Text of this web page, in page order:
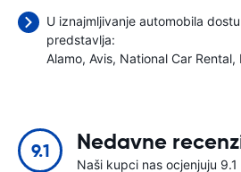
U iznajmljivanje automobila
predstavlja:
Alamo Avis National Car Rental
9.1 Nedavne
Naši kupci nas ocjenjuju